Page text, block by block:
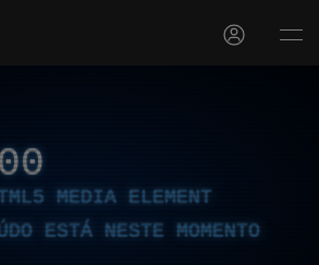
MEDIA ELEMENT
ESTÁ NESTE MOMENTO